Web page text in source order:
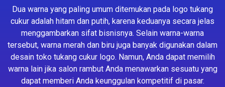
Dua warna yang paling umum ditemukan pada logo tukang
cukur adalah hitam dan putih, karena keduanya secara jelas
menggambarkan sifat bisnisnya. Selain warna-warna
tersebut, warna merah dan biru juga banyak digunakan dalam
desain toko tukang cukur logo. Namun, Anda dapat memilih
warna lain jika salon rambut Anda menawarkan sesuatu yang
dapat memberi Anda keunggulan kompetitif di pasar.